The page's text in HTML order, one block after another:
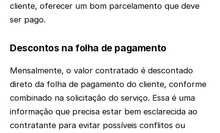
cliente, oferecer um bom parcelamento que deve
ser pago.
Descontos na folha de pagamento
Mensalmente, o valor contratado é descontado
direto da folha de pagamento do cliente, conforme
combinado na solicitação do serviço. Essa é uma
informação que precisa estar bem esclarecida ao
contratante para evitar possíveis conflitos ou